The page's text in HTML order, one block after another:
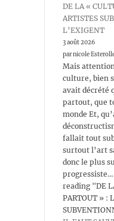
DE LA «
ARTISTES
L’EXIGENT
3 août 2026
par nicole
Mais
culture, bien
avait décrété
partout, que
monde Et,
fallait tout
surtout l’art
donc le plus
reading "DE
PARTOUT » :